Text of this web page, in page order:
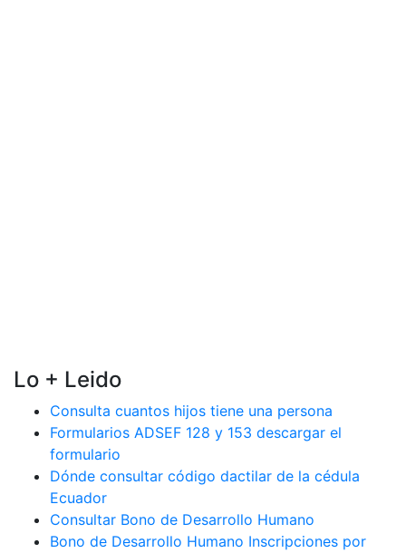
Lo + Leido
Consulta cuantos hijos tiene una persona
Formularios ADSEF 128 y 153 descargar el
formulario
Dónde consultar código dactilar de la cédula
Ecuador
Consultar Bono de Desarrollo Humano
Bono de Desarrollo Humano Inscripciones por